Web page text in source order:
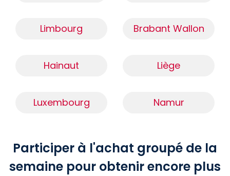
Limbourg Brabant Wallon
Hainaut Liège
Luxembourg Namur
Participer à l'achat groupé de la
semaine pour obtenir encore plus